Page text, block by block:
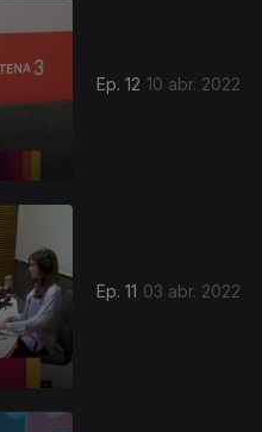
Ep. 12 10 abr. 2022
Ep. 11 03 abr. 2022